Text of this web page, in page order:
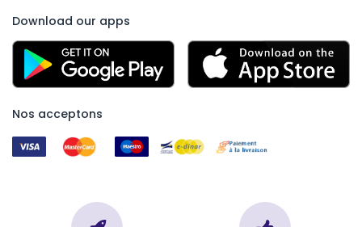
Download our apps
Nos acceptons